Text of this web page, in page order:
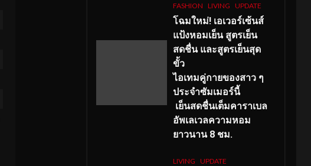
FASHION LIVING UPDATE
โฉมใหม่! เอเวอร์เซ้นส์
แป้งหอมเย็น สูตรเย็น
สดชื่น และสูตรเย็นสุด
ขั้ว
ไอเทมคู่กายของสาว ๆ
ประจำซัมเมอร์นี้
เย็นสดชื่นเต็มคาราเบล
อัพเลเวลความหอม
ยาวนาน 8 ชม.
LIVING UPDATE